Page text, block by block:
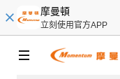
摩曼頓
立刻使用官方APP